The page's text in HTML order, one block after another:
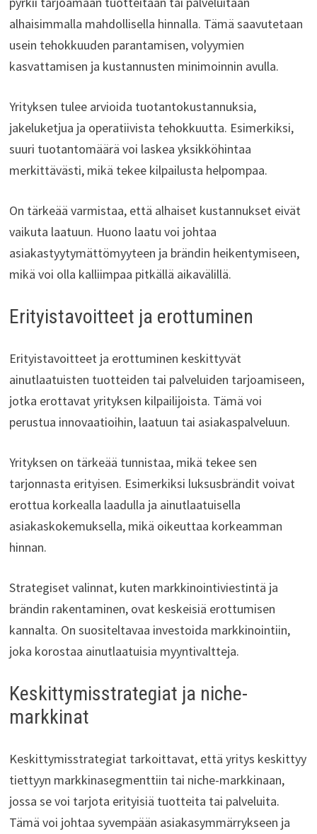
alhaisimmalla mahdollisella hinnalla. Tämä saavutetaan
usein tehokkuuden parantamisen, volyymien
kasvattamisen ja kustannusten minimoinnin avulla.
Yrityksen tulee arvioida tuotantokustannuksia,
jakeluketjua ja operatiivista tehokkuutta. Esimerkiksi,
suuri tuotantomäärä voi laskea yksikköhintaa
merkittävästi, mikä tekee kilpailusta helpompaa.
On tärkeää varmistaa, että alhaiset kustannukset eivät
vaikuta laatuun. Huono laatu voi johtaa
asiakastyytymättömyyteen ja brändin heikentymiseen,
mikä voi olla kalliimpaa pitkällä aikavälillä.
Erityistavoitteet ja erottuminen
Erityistavoitteet ja erottuminen keskittyvät
ainutlaatuisten tuotteiden tai palveluiden tarjoamiseen,
jotka erottavat yrityksen kilpailijoista. Tämä voi
perustua innovaatioihin, laatuun tai asiakaspalveluun.
Yrityksen on tärkeää tunnistaa, mikä tekee sen
tarjonnasta erityisen. Esimerkiksi luksusbrändit voivat
erottua korkealla laadulla ja ainutlaatuisella
asiakaskokemuksella, mikä oikeuttaa korkeamman
hinnan.
Strategiset valinnat, kuten markkinointiviestintä ja
brändin rakentaminen, ovat keskeisiä erottumisen
kannalta. On suositeltavaa investoida markkinointiin,
joka korostaa ainutlaatuisia myyntivaltteja.
Keskittymisstrategiat ja niche-
markkinat
Keskittymisstrategiat tarkoittavat, että yritys keskittyy
tiettyyn markkinasegmenttiin tai niche-markkinaan,
jossa se voi tarjota erityisiä tuotteita tai palveluita.
Tämä voi johtaa syvempään asiakasymmärrykseen ja